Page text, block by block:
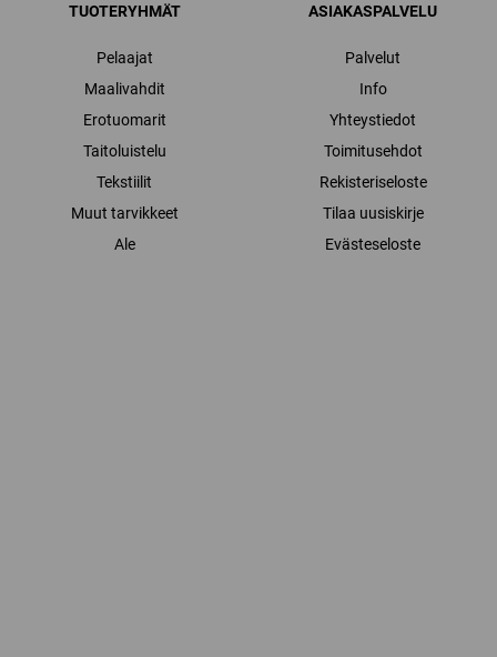
TUOTERYHMÄT
Pelaajat
Maalivahdit
Erotuomarit
Taitoluistelu
Tekstiilit
Muut tarvikkeet
Ale
ASIAKASPALVELU
Palvelut
Info
Yhteystiedot
Toimitusehdot
Rekisteriseloste
Tilaa uusiskirje
Evästeseloste